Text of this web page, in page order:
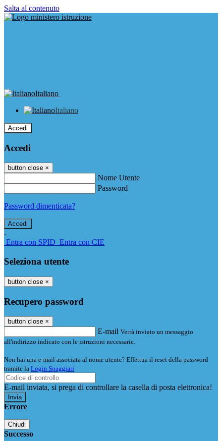
Salta al contenuto
Italiano
Italiano
Accedi
Accedi
button close ×
Nome Utente
Password
Password dimenticata?
-
Entra con SPID Entra con CIE
Seleziona utente
button close ×
Recupero password
button close ×
E-mail Verrà inviato un messaggio
all'indirizzo indicato con le istruzioni necessarie.
Non hai una e-mail associata al nome utente? Effettua il reset della password
tramite la Login Spaggiari
E-mail inviata, si prega di controllare la casella di posta elettronica!
Errore
Chiudi
Successo